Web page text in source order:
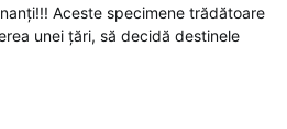
Aceste specimene trădătoare
unei țări, să decidă destinele